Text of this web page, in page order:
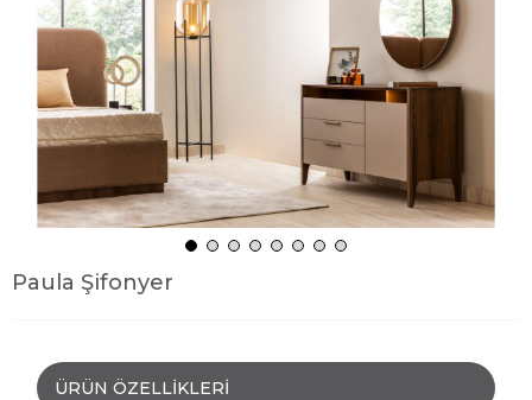
Paula Şifonyer
ÜRÜN ÖZELLIKLERI